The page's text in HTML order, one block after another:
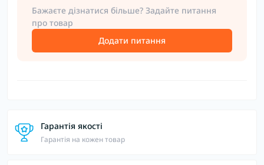
Бажаєте дізнатися більше? Задайте питання
про товар
Додати питання
Гарантія якості
Гарантія на кожен товар